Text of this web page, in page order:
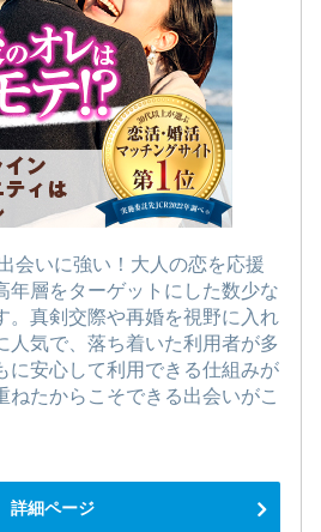
会いに強い！大人の恋を応援
年層をターゲットにした数少な
。真剣交際や再婚を視野に入れ
人気で、落ち着いた利用者が多
に安心して利用できる仕組みが
ねたからこそできる出会いがこ
詳細ページ